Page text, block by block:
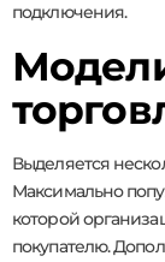
подключения.
Выделяется
Максимально
которой
покупателю.